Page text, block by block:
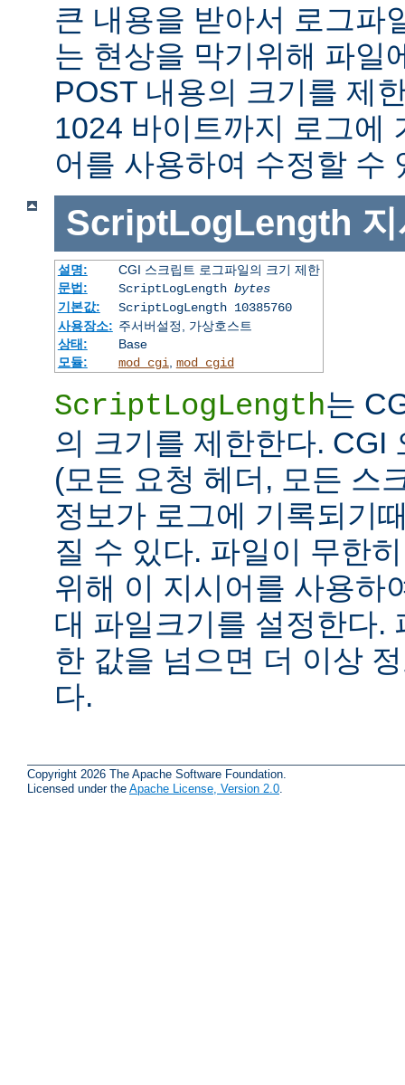
큰 내용을 받아서 로그파
는 현상을 막기위해 파일
POST 내용의 크기를 제
1024 바이트까지 로그에
어를 사용하여 수정할 수
ScriptLogLength
설명:
CGI 스크립트 로그파일의 크기 제한
문법:
ScriptLogLength bytes
기본값:
ScriptLogLength 10385760
사용장소: 주서버설정, 가상호스트
상태:
Base
모듈:
mod_cgi mod_cgid
ScriptLogLength는
의 크기를 제한한다. CGI
(모든 요청 헤더, 모든 스
정보가 로그에 기록되기
질 수 있다. 파일이 무한
위해 이 지시어를 사용하
대 파일크기를 설정한다.
한 값을 넘으면 더 이상
다.
Copyright 2026 The Apache Software Foundation.
Licensed under the Apache License, Version 2.0.